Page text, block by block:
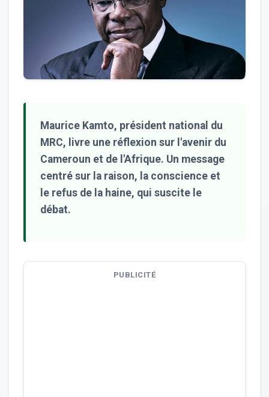
Maurice Kamto, président national du
MRC, livre une réflexion sur l'avenir du
Cameroun et de l'Afrique. Un message
centré sur la raison, la conscience et
le refus de la haine, qui suscite le
débat.
PUBLICITÉ